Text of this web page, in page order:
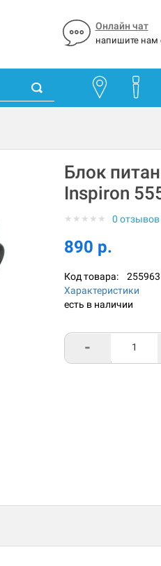
Онлайн чат
напишите нам
Блок
Inspiron
★ ★ ★ ★ ★ 0 отзывов
890 р.
Код товара: 255963
Характеристики
есть в наличии
-